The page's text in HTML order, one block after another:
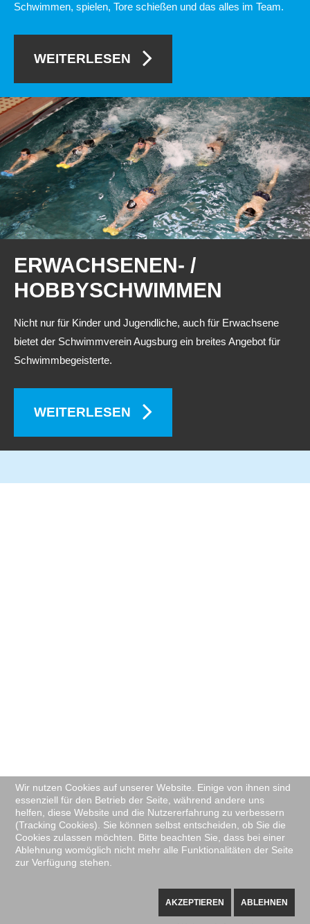
Schwimmen, spielen, Tore schießen und das alles im Team.
WEITERLESEN
ERWACHSENEN- /
HOBBYSCHWIMMEN
Nicht nur für Kinder und Jugendliche, auch für Erwachsene
bietet der Schwimmverein Augsburg ein breites Angebot für
Schwimmbegeisterte.
WEITERLESEN
Wir nutzen Cookies auf unserer Website. Einige von ihnen sind
essenziell für den Betrieb der Seite, während andere uns
helfen, diese Website und die Nutzererfahrung zu verbessern
(Tracking Cookies). Sie können selbst entscheiden, ob Sie die
Cookies zulassen möchten. Bitte beachten Sie, dass bei einer
Ablehnung womöglich nicht mehr alle Funktionalitäten der Seite
zur Verfügung stehen.
AKZEPTIEREN ABLEHNEN